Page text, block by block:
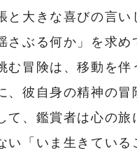
と大きな喜びの言
さぶる何か」を求め
む冒険は、移動を
、彼自身の精神の
て、鑑賞者は心の
い「いま生きてい